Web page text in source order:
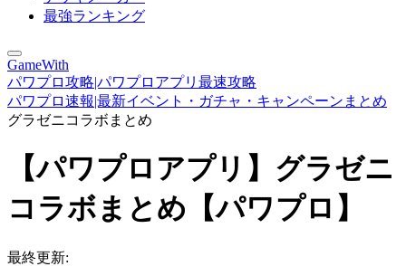
最強ランキング
GameWith
パワプロ攻略|パワプロアプリ最速攻略
パワプロ速報|最新イベント・ガチャ・キャンペーンまとめ
グラゼニコラボまとめ
【パワプロアプリ】グラゼニ
コラボまとめ【パワプロ】
最終更新: